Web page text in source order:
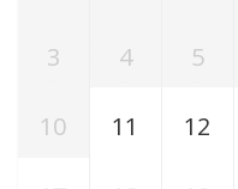
3 4 5
10 11 12